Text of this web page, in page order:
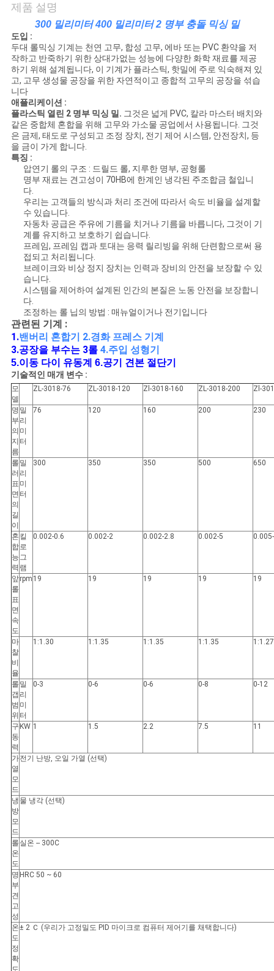
락
주
세
요
뉴
스
인
용
문
을
요
구
하
세
요
VR
SHOW
사
이
트
맵
PRIVACY
POLICY
제품 설명
300 밀리미터 400 밀리미터 2 명부 충돌 믹싱 밀
도입 :
두대 롤믹싱 기계는 천연 고무, 합성 고무, 에바 또는 PVC 환약을 저
작하고 반죽하기 위한 상대가없는 성능에 다양한 화학 재료를 제공
하기 위해 설계됩니다, 이 기계가 플라스틱, 핫밀에 주로 익숙해져 있
고, 고무 생성물 공장을 위한 자연적이고 종합적 고무의 공장을 섞습
니다
애플리케이션 :
플라스틱 열린 2 명부 믹싱 밀. 그것은 넓게 PVC, 칼라 마스터 배치와
같은 중합체 혼합을 위해 고무와 가소물 공업에서 사용됩니다. 그것
은 금제, 태도로 구성되고 조정 장치, 전기 제어 시스템, 안전장치, 등
을 금이 가게 합니다.
특징 :
압연기 롤의 구조 : 드릴드 롤, 지루한 명부, 공형롤
명부 재료는 견고성이 70HB에 한계인 냉각된 주조합금 철입니
다.
우리는 고객들의 방식과 처리 조건에 따라서 속도 비율을 설계할
수 있습니다.
자동차 공급은 주유에 기름을 치거나 기름을 바릅니다, 그것이 기
계를 유지하고 보호하기 쉽습니다.
프레임, 프레임 캡과 토대는 응력 릴리빙을 위해 단련함으로써 용
접되고 처리됩니다.
브레이크와 비상 정지 장치는 인력과 장비의 안전을 보장할 수 있
습니다.
시스템을 제어하여 설계된 인간의 본질은 노동 안전을 보장합니
다.
조정하는 롤 닙의 방법 : 매뉴얼이거나 전기입니다
관련된 기계 :
1.밴버리 혼합기 2.경화 프레스 기계
3.공장을 부수는 3롤 4.주입 성형기
5.이동 다이 유동계 6.공기 견본 절단기
기술적인 매개 변수 :
모
델
ZL-3018-76 ZL-3018-120 Zl-3018-160 ZL-3018-200 Zl-
명
부
의
지
름
밀
리
미
터
76 120 160 200 230
롤
러
표
면
의
길
이
밀
리
미
터
300 350 350 500 650
혼
합
능
력
킬
로
그
램
0.002-0.6 0.002-2 0.002-2.8 0.002-5
앞
롤
표
면
속
도
rpm 19 19 19 19 19
마
찰
비
율
1:1.30 1:1.35 1:1.35 1:1.35 1:1.27
롤
갭
범
위
밀
리
미
터
0-3 0-6 0-6 0-8 0-12
구
동
력
KW 1 1.5 2.2 7.5 11
가
열
모
드
전기 난방, 오일 가열 (선택)
냉
방
모
드
물 냉각 (선택)
롤
온
도
실온 -- 300C
명
부
견
고
성
HRC 50 ~ 60
온
도
정
확
± 2 Ｃ (우리가 고정밀도 PID 마이크로 컴퓨터 제어기를 채택합니다)